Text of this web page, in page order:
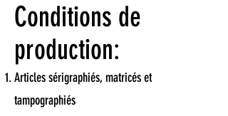
Conditions de
production:
Articles sérigraphiés, matricés et
tampographiés